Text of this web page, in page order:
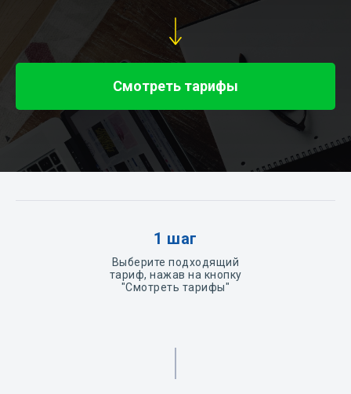
Смотреть тарифы
1 шаг
Выберите подходящий
тариф, нажав на кнопку
"Смотреть тарифы"